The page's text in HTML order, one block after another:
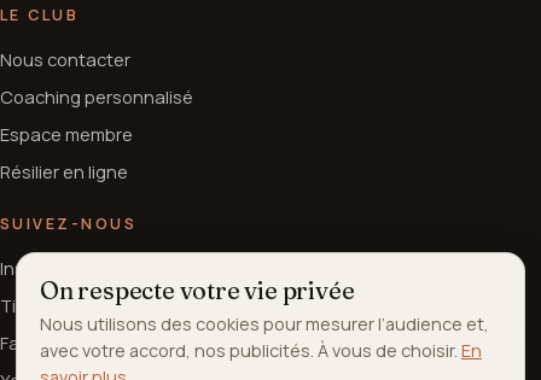
LE CLUB
Nous contacter
Coaching personnalisé
Espace membre
Résilier en ligne
SUIVEZ-NOUS
Instagram
TikTok
Facebook
On respecte votre vie privée
Nous utilisons des cookies pour mesurer l’audience et,
avec votre accord, nos publicités. À vous de choisir. En